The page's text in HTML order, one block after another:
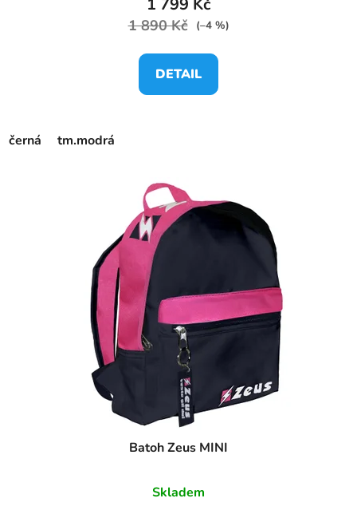
1 890 Kč (–4 %)
DETAIL
černá tm.modrá
Batoh Zeus MINI
Skladem